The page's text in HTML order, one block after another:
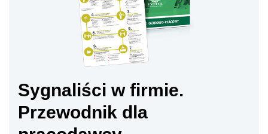
Sygnaliści w firmie.
Przewodnik dla